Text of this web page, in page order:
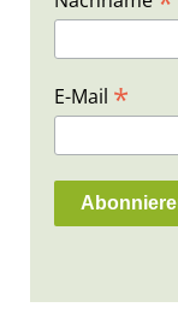
E-Mail *